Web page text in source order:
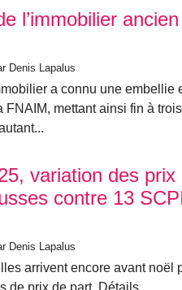
l’immobilier
Denis Lapalus
a connu une
FNAIM, mettant ainsi fin à
variation des
contre 13
Denis Lapalus
arrivent encore avant noël
de prix de part. Détails.